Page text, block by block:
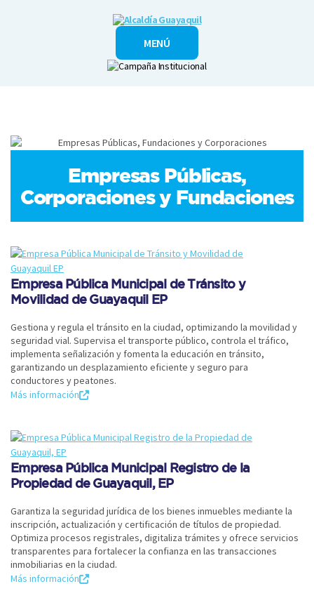
Alcaldía
GuayaquilMENÚ
Empresas Públicas,
Corporaciones y Fundaciones
Empresa Pública Municipal de Tránsito y
Movilidad de Guayaquil EP
Gestiona y regula el tránsito en la ciudad, optimizando la movilidad y
seguridad vial. Supervisa el transporte público, controla el tráfico,
implementa señalización y fomenta la educación en tránsito,
garantizando un desplazamiento eficiente y seguro para
conductores y peatones.
Más información
Empresa Pública Municipal Registro de la
Propiedad de Guayaquil, EP
Garantiza la seguridad jurídica de los bienes inmuebles mediante la
inscripción, actualización y certificación de títulos de propiedad.
Optimiza procesos registrales, digitaliza trámites y ofrece servicios
transparentes para fortalecer la confianza en las transacciones
inmobiliarias en la ciudad.
Más información